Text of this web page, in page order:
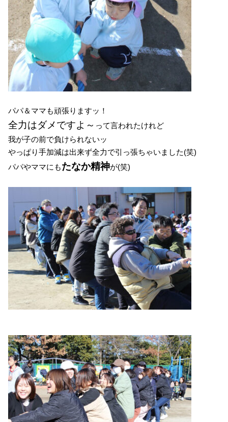
パパ＆ママも頑張りますッ！
全力はダメですよ～ って言われたけれど
我が子の前で負けられないッ
やっぱり手加減は出来ず全力で引っ張ちゃいました(笑)
パパやママにもたなか精神が(笑)